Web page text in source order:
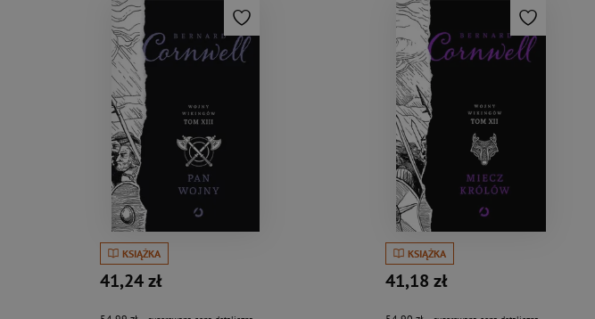
KSIĄŻKA
41,24 zł
KSIĄŻKA
41,18 zł